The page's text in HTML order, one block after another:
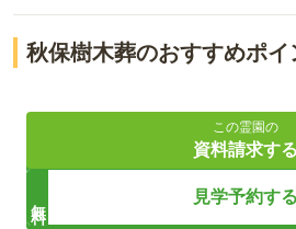
秋保樹木葬のおすすめポイ
安心と自由を叶える樹木葬
毎日スタッフが常駐で安心
秋保の自然に囲まれた立地
この霊園の
資料請求する
見学予約する